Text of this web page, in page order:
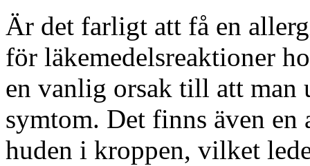
Är det farligt att få en
för läkemedelsreaktioner
en vanlig orsak till att man
symtom. Det finns även
huden i kroppen, vilket